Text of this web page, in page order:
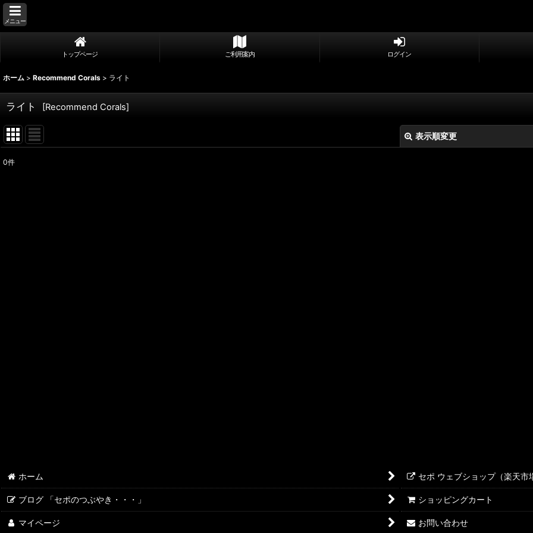
メニュー
トップページ ご利用案内 ログイン
ホーム > Recommend Corals > ライト
ライト [Recommend Corals]
表示順変更
0件
ホーム セポ ウェブショップ（楽天市
ブログ 「セポのつぶやき・・・」 ショッピングカート
マイページ お問い合わせ